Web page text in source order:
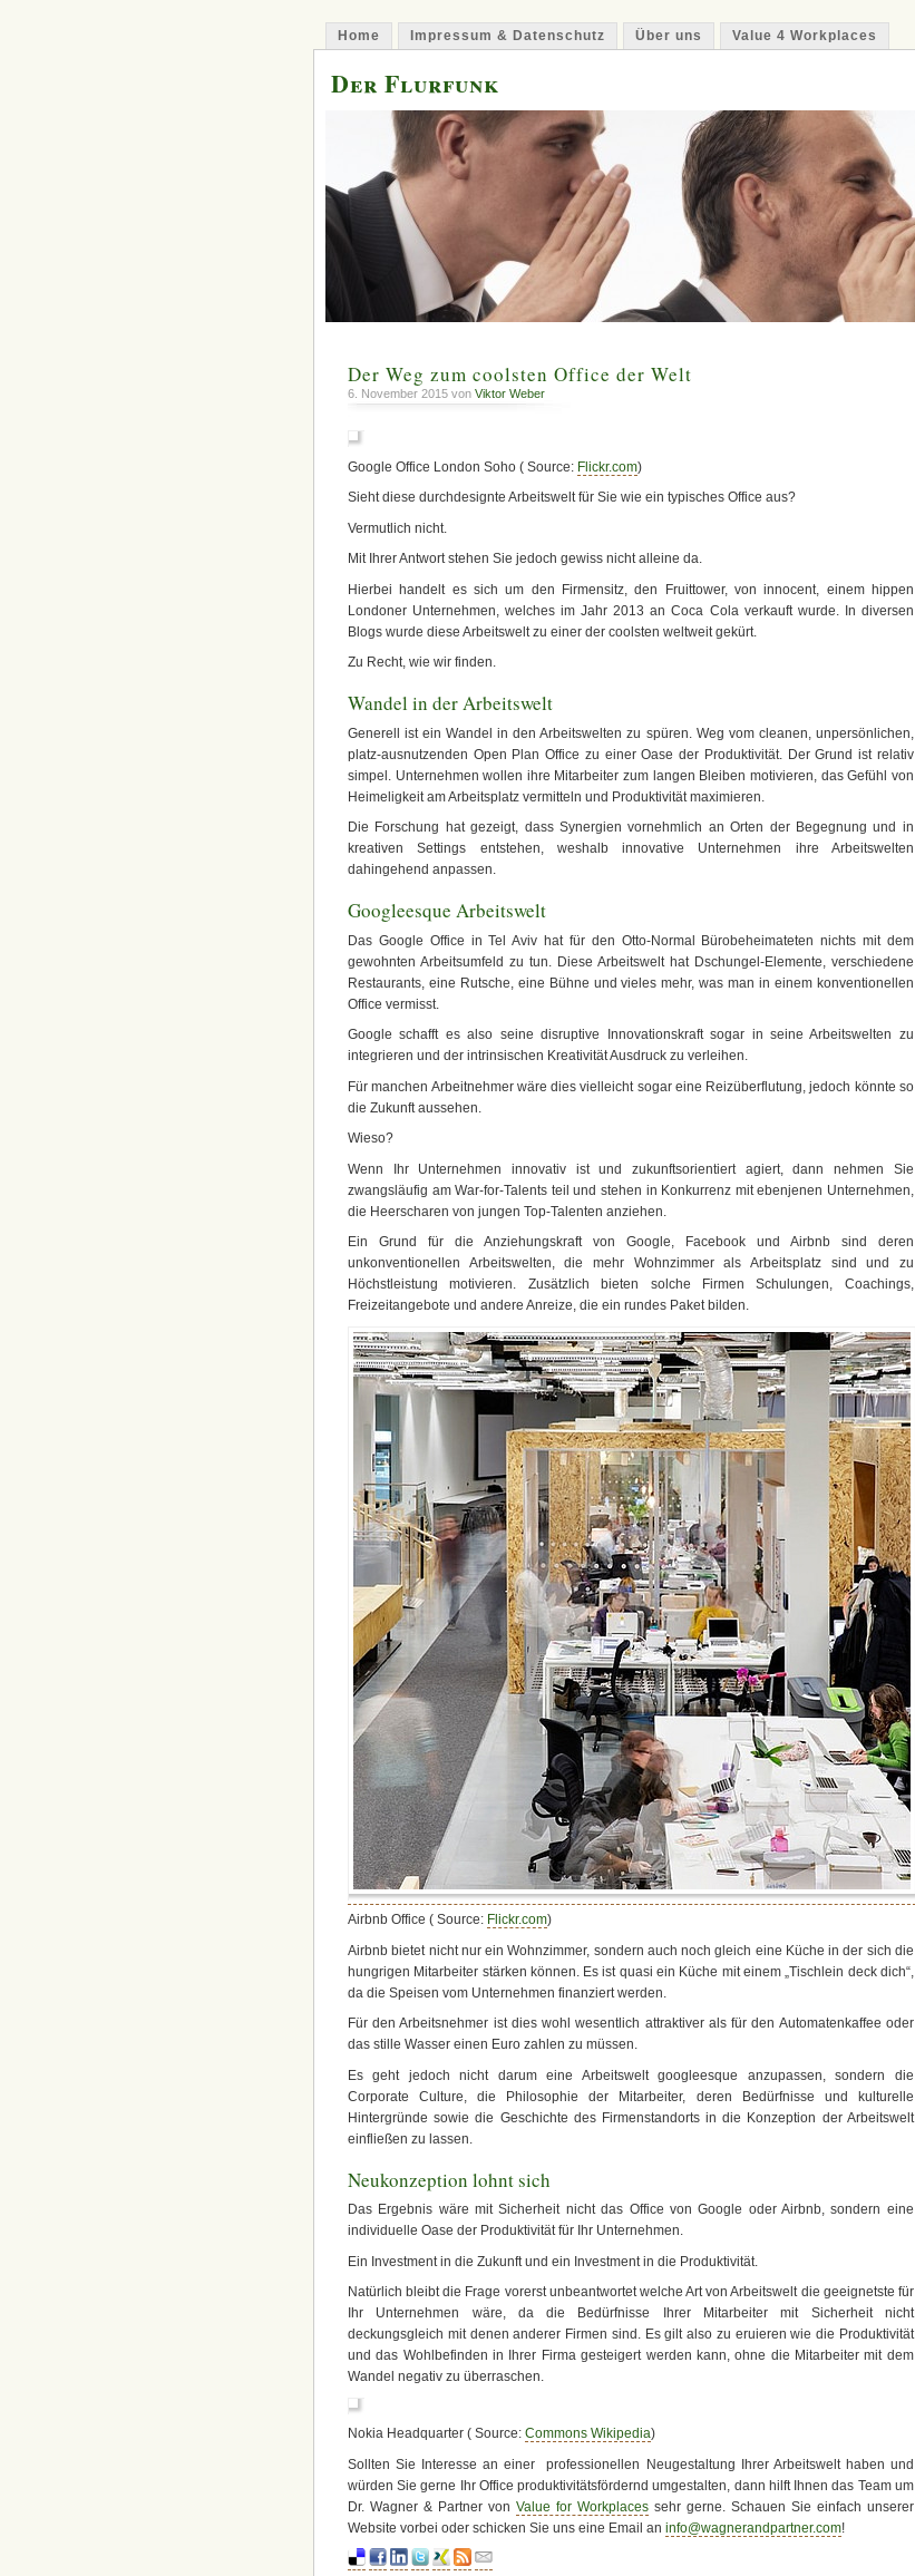
Home Impressum & Datenschutz Über uns Value 4 Workplaces
Der Flurfunk
Der Weg zum coolsten Office der Welt
6. November 2015 von Viktor Weber
Google Office London Soho ( Source: Flickr.com)
Sieht diese durchdesignte Arbeitswelt für Sie wie ein typisches Office aus?
Vermutlich nicht.
Mit Ihrer Antwort stehen Sie jedoch gewiss nicht alleine da.
Hierbei handelt es sich um den Firmensitz, den Fruittower, von innocent, einem hippen
Londoner Unternehmen, welches im Jahr 2013 an Coca Cola verkauft wurde. In diversen
Blogs wurde diese Arbeitswelt zu einer der coolsten weltweit gekürt.
Zu Recht, wie wir finden.
Wandel in der Arbeitswelt
Generell ist ein Wandel in den Arbeitswelten zu spüren. Weg vom cleanen, unpersönlichen,
platz-ausnutzenden Open Plan Office zu einer Oase der Produktivität. Der Grund ist relativ
simpel. Unternehmen wollen ihre Mitarbeiter zum langen Bleiben motivieren, das Gefühl von
Heimeligkeit am Arbeitsplatz vermitteln und Produktivität maximieren.
Die Forschung hat gezeigt, dass Synergien vornehmlich an Orten der Begegnung und in
kreativen Settings entstehen, weshalb innovative Unternehmen ihre Arbeitswelten
dahingehend anpassen.
Googleesque Arbeitswelt
Das Google Office in Tel Aviv hat für den Otto-Normal Bürobeheimateten nichts mit dem
gewohnten Arbeitsumfeld zu tun. Diese Arbeitswelt hat Dschungel-Elemente, verschiedene
Restaurants, eine Rutsche, eine Bühne und vieles mehr, was man in einem konventionellen
Office vermisst.
Google schafft es also seine disruptive Innovationskraft sogar in seine Arbeitswelten zu
integrieren und der intrinsischen Kreativität Ausdruck zu verleihen.
Für manchen Arbeitnehmer wäre dies vielleicht sogar eine Reizüberflutung, jedoch könnte so
die Zukunft aussehen.
Wieso?
Wenn Ihr Unternehmen innovativ ist und zukunftsorientiert agiert, dann nehmen Sie
zwangsläufig am War-for-Talents teil und stehen in Konkurrenz mit ebenjenen Unternehmen,
die Heerscharen von jungen Top-Talenten anziehen.
Ein Grund für die Anziehungskraft von Google, Facebook und Airbnb sind deren
unkonventionellen Arbeitswelten, die mehr Wohnzimmer als Arbeitsplatz sind und zu
Höchstleistung motivieren. Zusätzlich bieten solche Firmen Schulungen, Coachings,
Freizeitangebote und andere Anreize, die ein rundes Paket bilden.
Airbnb Office ( Source: Flickr.com)
Airbnb bietet nicht nur ein Wohnzimmer, sondern auch noch gleich eine Küche in der sich die
hungrigen Mitarbeiter stärken können. Es ist quasi ein Küche mit einem „Tischlein deck dich“,
da die Speisen vom Unternehmen finanziert werden.
Für den Arbeitsnehmer ist dies wohl wesentlich attraktiver als für den Automatenkaffee oder
das stille Wasser einen Euro zahlen zu müssen.
Es geht jedoch nicht darum eine Arbeitswelt googleesque anzupassen, sondern die
Corporate Culture, die Philosophie der Mitarbeiter, deren Bedürfnisse und kulturelle
Hintergründe sowie die Geschichte des Firmenstandorts in die Konzeption der Arbeitswelt
einfließen zu lassen.
Neukonzeption lohnt sich
Das Ergebnis wäre mit Sicherheit nicht das Office von Google oder Airbnb, sondern eine
individuelle Oase der Produktivität für Ihr Unternehmen.
Ein Investment in die Zukunft und ein Investment in die Produktivität.
Natürlich bleibt die Frage vorerst unbeantwortet welche Art von Arbeitswelt die geeignetste für
Ihr Unternehmen wäre, da die Bedürfnisse Ihrer Mitarbeiter mit Sicherheit nicht
deckungsgleich mit denen anderer Firmen sind. Es gilt also zu eruieren wie die Produktivität
und das Wohlbefinden in Ihrer Firma gesteigert werden kann, ohne die Mitarbeiter mit dem
Wandel negativ zu überraschen.
Nokia Headquarter ( Source: Commons Wikipedia)
Sollten Sie Interesse an einer professionellen Neugestaltung Ihrer Arbeitswelt haben und
würden Sie gerne Ihr Office produktivitätsfördernd umgestalten, dann hilft Ihnen das Team um
Dr. Wagner & Partner von Value for Workplacessehr gerne. Schauen Sie einfach unserer
Website vorbei oder schicken Sie uns eine Email an info@wagnerandpartner.com!